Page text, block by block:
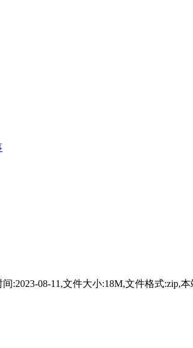
:2023-08-11,文件大小:18M,文件格式